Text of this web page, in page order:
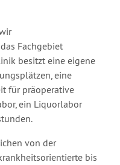
Fachgebiet
besitzt eine eigene
eine
für präoperative
ein Liquorlabor
von der
bis